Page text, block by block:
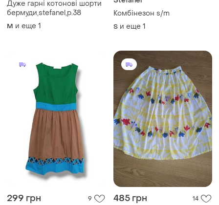
Дуже гарні котонові шорти
бермуди,stefanel,p.38
M и еще 1
Комбінезон s/m
S и еще 1
299 грн 9 485 грн 14